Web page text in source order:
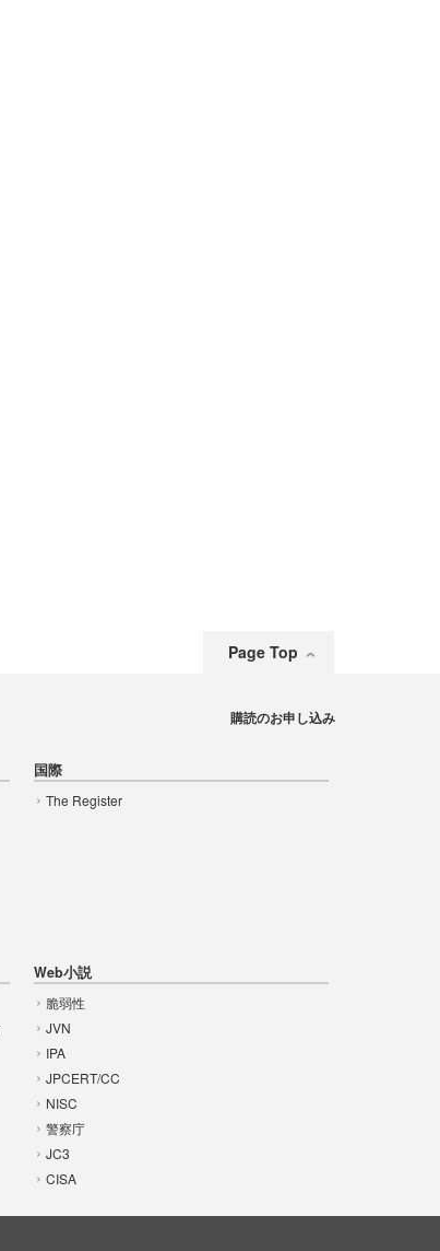
Page Top
国際
The Register
Web小説
脆弱性
JVN
IPA
JPCERT/CC
NISC
警察庁
JC3
CISA
購読のお申し込み